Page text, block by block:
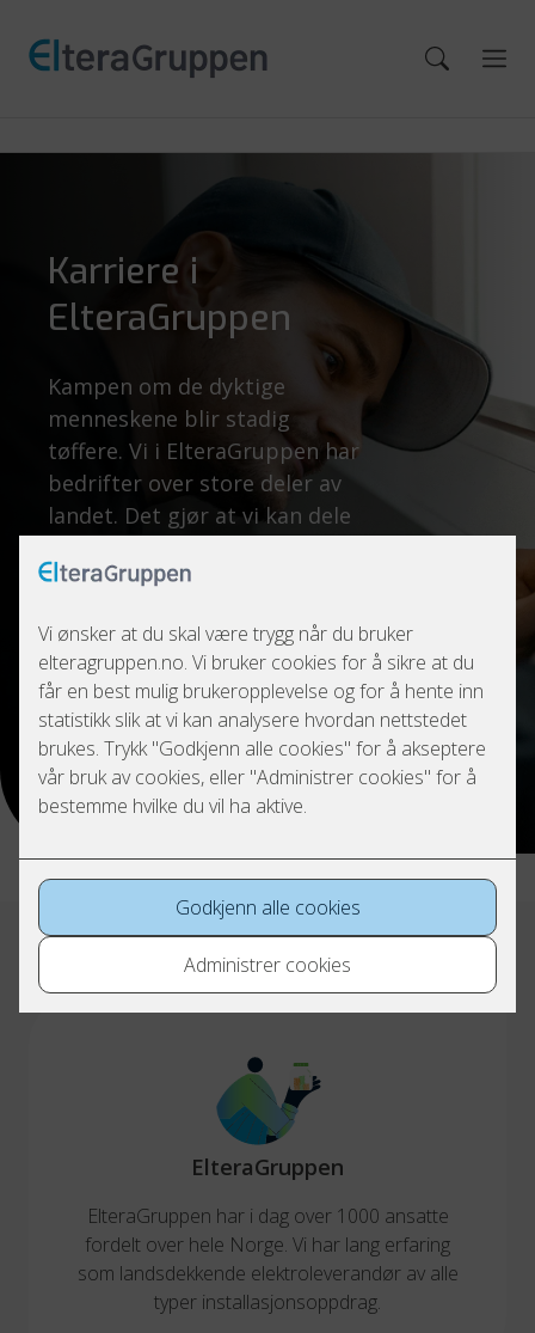
Karriere i
ElteraGruppen
Kampen om de dyktige
menneskene blir stadig
tøffere. Vi i ElteraGruppen har
bedrifter over store deler av
landet. Det gjør at vi kan dele
kompetansespekter. Men
menneskene våre alltid har et
sted de kan høre til, selv når
de vil flytte til andre deler av
landet.
ElteraGruppen
ElteraGruppen har i dag over 1000 ansatte
fordelt over hele Norge. Vi har lang erfaring
som landsdekkende elektroleverandør av alle
typer installasjonsoppdrag.